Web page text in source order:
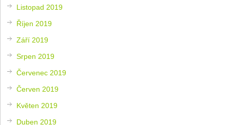
Listopad 2019
Říjen 2019
Září 2019
Srpen 2019
Červenec 2019
Červen 2019
Květen 2019
Duben 2019